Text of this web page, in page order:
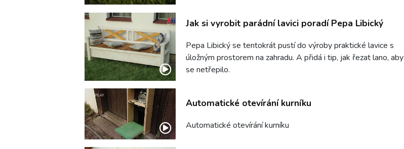
Jak si vyrobit parádní lavici poradí Pepa Libický
Pepa Libický se tentokrát pustí do výroby praktické lavice s
úložným prostorem na zahradu. A přidá i tip, jak řezat lano, aby
se netřepilo.
Automatické otevírání kurníku
Automatické otevírání kurníku